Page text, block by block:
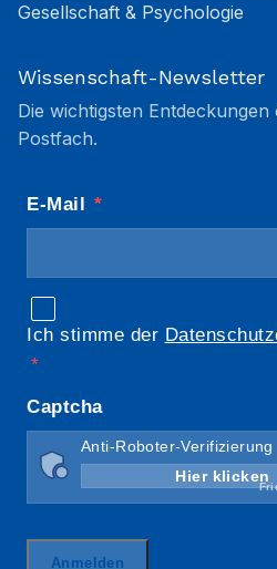
Gesellschaft & Psychologie
Wissenschaft-Newsletter
Die wichtigsten
Postfach.